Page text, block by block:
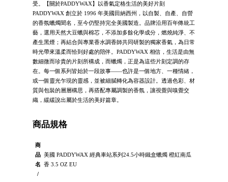
受。【關於PADDYWAX】以香氣定格生活的美好片刻
PADDYWAX 創立於 1996 年美國田納西州，以自製、自產、自營
的香氛蠟燭聞名，至今仍堅持完全美國製造。品牌沿用百年傳統工
藝，選用天然大豆蠟與棉芯，不添加多餘化學成分，燃燒純淨、不
產生黑煙；再結合與專業香水調香師共同研製的獨家香氣，為日常
時光帶來溫柔而恰到好處的陪伴。PADDYWAX 相信，生活是由無
數細微而珍貴的片刻所構成，而蠟燭，正是為這些片刻定調的存
在。每一個系列皆始於一段故事——也許是一個地方、一種情緒，
或一個靈光乍現的靈感，並被細膩轉化為容器設計。透過色彩、材
質與包裝的層層構思，再搭配專屬調製的香氛，讓視覺與嗅覺交
織，緩緩說出屬於生活的美好篇章。
商品規格
商
品
名
/
美國 PADDYWAX 經典車站系列24.5小時鐵盒蠟燭 橙紅南瓜
香 3.5 OZ EU